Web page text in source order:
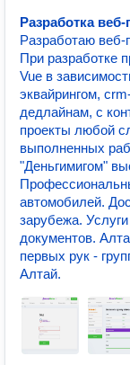
Разработка
Разработаю веб-
При разработке
Vue в
эквайрингом,
дедлайнам, с
проекты любой
выполненных
"Деньгимигом"
автомобилей.
зарубежа.
документов.
первых рук -
Алтай.